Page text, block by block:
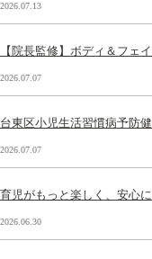
2026.07.13
【院長監修】ボディ＆フェ
2026.07.07
台東区小児生活習慣病予防
2026.07.07
育児がもっと楽しく、安心
2026.06.30